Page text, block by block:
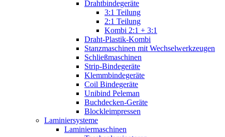
Drahtbindegeräte
3:1 Teilung
2:1 Teilung
Kombi 2:1 + 3:1
Draht-Plastik-Kombi
Stanzmaschinen mit Wechselwerkzeugen
Schließmaschinen
Strip-Bindegeräte
Klemmbindegeräte
Coil Bindegeräte
Unibind Peleman
Buchdecken-Geräte
Blockleimpressen
Laminiersysteme
Laminiermaschinen